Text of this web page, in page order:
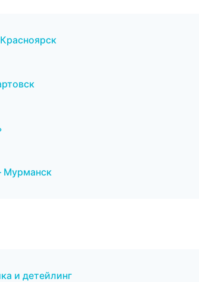
Мурманск
и детейлинг